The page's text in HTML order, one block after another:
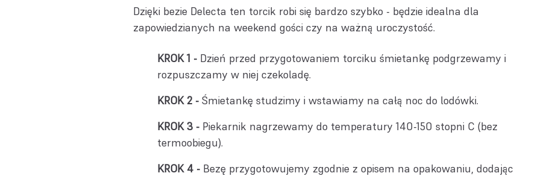
Dzięki bezie Delecta ten torcik robi się bardzo szybko - będzie idealna dla
zapowiedzianych na weekend gości czy na ważną uroczystość.
Dzień przed przygotowaniem torciku śmietankę podgrzewamy i
rozpuszczamy w niej czekoladę.
Śmietankę studzimy i wstawiamy na całą noc do lodówki.
Piekarnik nagrzewamy do temperatury 140-150 stopni C (bez
termoobiegu).
Bezę przygotowujemy zgodnie z opisem na opakowaniu, dodając